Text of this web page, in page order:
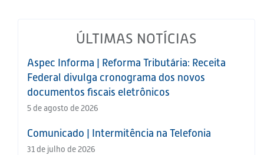
ÚLTIMAS NOTÍCIAS
Aspec Informa | Reforma Tributária: Receita
Federal divulga cronograma dos novos
documentos fiscais eletrônicos
5 de agosto de 2026
Comunicado | Intermitência na Telefonia
31 de julho de 2026